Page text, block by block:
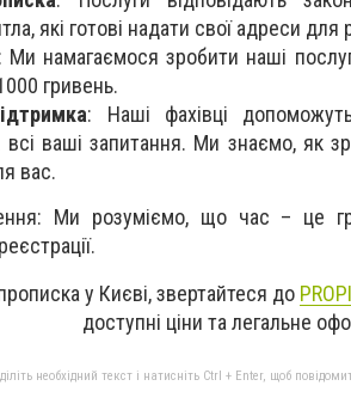
які готові надати свої адреси для
: Ми намагаємося зробити наші
гривень.
: Наші фахівці
всі ваші запитання. Ми знаємо, як
вас.
Ми розуміємо, що час – це
у Києві, звертайтеся до
доступні ціни та легальне
необхідний текст і натисніть Ctrl + Enter, щоб